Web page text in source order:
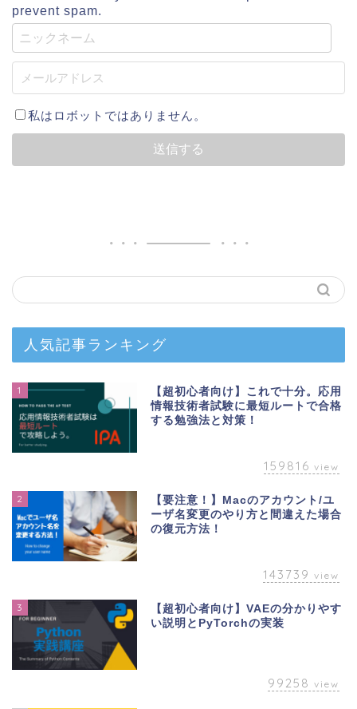
prevent spam.
私はロボットではありません。
人気記事ランキング
1
【超初心者向け】これで十分。応用
情報技術者試験に最短ルートで合格
する勉強法と対策！
159816 view
2
【要注意！】Macのアカウント/ユ
ーザ名変更のやり方と間違えた場合
の復元方法！
143739 view
3
【超初心者向け】VAEの分かりやす
い説明とPyTorchの実装
99258 view